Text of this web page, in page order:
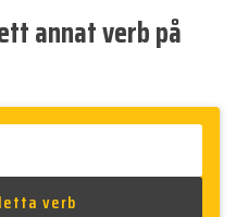
annat verb på